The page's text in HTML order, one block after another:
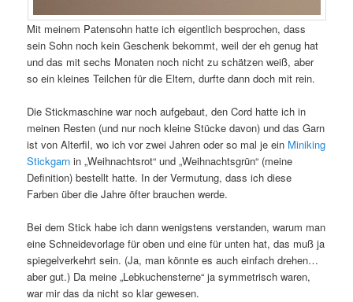
Mit meinem Patensohn hatte ich eigentlich besprochen, dass
sein Sohn noch kein Geschenk bekommt, weil der eh genug hat
und das mit sechs Monaten noch nicht zu schätzen weiß, aber
so ein kleines Teilchen für die Eltern, durfte dann doch mit rein.
Die Stickmaschine war noch aufgebaut, den Cord hatte ich in
meinen Resten (und nur noch kleine Stücke davon) und das Garn
ist von Alterfil, wo ich vor zwei Jahren oder so mal je ein Miniking
Stickgarn in „Weihnachtsrot“ und „Weihnachtsgrün“ (meine
Definition) bestellt hatte. In der Vermutung, dass ich diese
Farben über die Jahre öfter brauchen werde.
Bei dem Stick habe ich dann wenigstens verstanden, warum man
eine Schneidevorlage für oben und eine für unten hat, das muß ja
spiegelverkehrt sein. (Ja, man könnte es auch einfach drehen…
aber gut.) Da meine „Lebkuchensterne“ ja symmetrisch waren,
war mir das da nicht so klar gewesen.